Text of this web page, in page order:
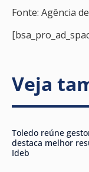
Fonte: Agência
Veja
Toledo reúne
destaca melhor
Ideb